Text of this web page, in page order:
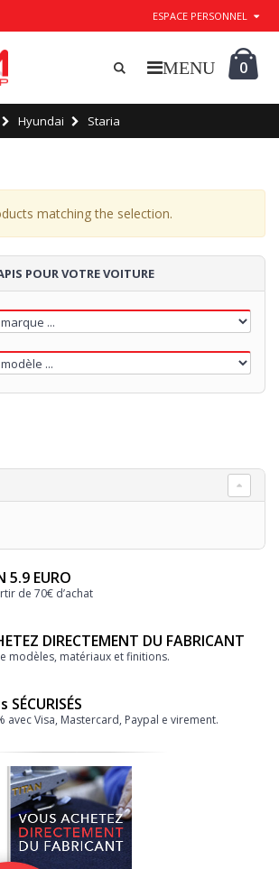
ESPACE PERSONNEL
0
Hyundai Staria
matching the selection.
POUR VOTRE VOITURE
5.9 EURO
de 70€ d’achat
DIRECTEMENT DU FABRICANT
modèles, matériaux et finitions.
avec Visa, Mastercard, Paypal e virement.